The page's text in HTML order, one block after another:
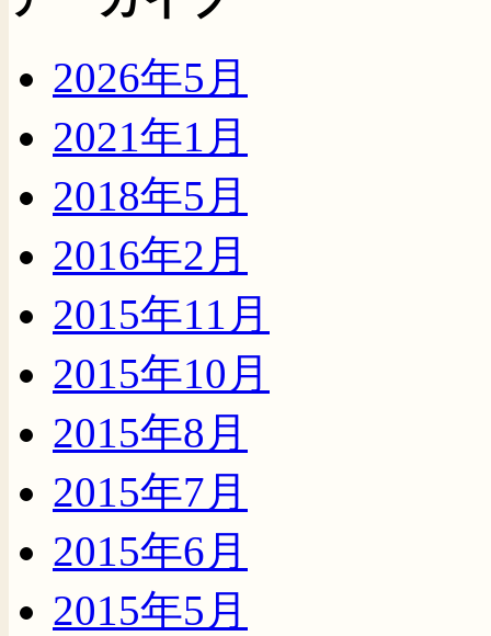
2026年5月
2021年1月
2018年5月
2016年2月
2015年11月
2015年10月
2015年8月
2015年7月
2015年6月
2015年5月